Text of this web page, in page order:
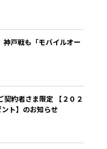
戸戦も「モバイルオー
契約者さま限定 【２０２
ト】のお知らせ